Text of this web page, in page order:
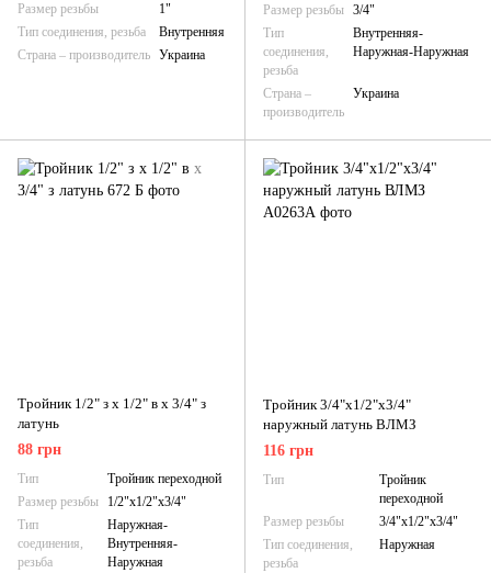
Размер резьбы
1"
Тип соединения, резьба
Внутренняя
Страна – производитель Украина
Размер резьбы 3/4"
Тип
соединения,
резьба
Внутренняя-
Наружная-Наружная
Страна –
производитель
Украина
Тройник 1/2" з х 1/2" в х 3/4" з
латунь
88 грн
Тип
Тройник переходной
Размер резьбы
1/2"х1/2"х3/4"
Тип
соединения,
резьба
Наружная-
Внутренняя-
Наружная
Тройник 3/4"х1/2"х3/4"
наружный латунь ВЛМЗ
116 грн
Тип
Тройник
переходной
Размер резьбы
3/4"х1/2"х3/4"
Тип соединения,
резьба
Наружная